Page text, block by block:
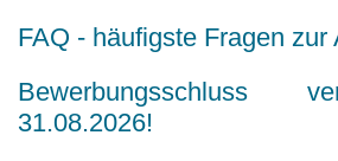
FAQ - häufigste Fragen zur
Bewerbungsschluss
31.08.2026!